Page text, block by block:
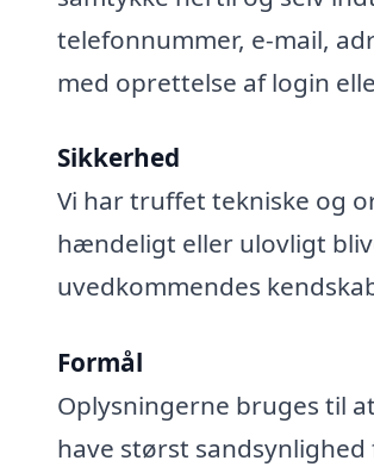
telefonnummer, e-mail,
med oprettelse af login
Sikkerhed
Vi har truffet tekniske og
hændeligt eller ulovligt
uvedkommendes
Formål
Oplysningerne bruges til
have størst